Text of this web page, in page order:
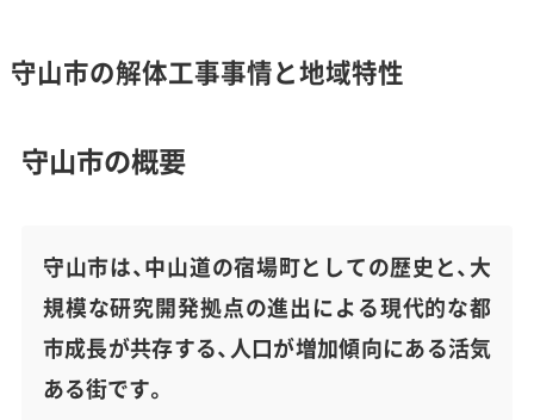
守山市の解体工事事情と地域特性
守山市の概要
守山市は、中山道の宿場町としての歴史と、大
規模な研究開発拠点の進出による現代的な都
市成長が共存する、人口が増加傾向にある活気
ある街です。